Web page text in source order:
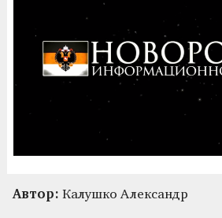
Автор: Калушко Александр